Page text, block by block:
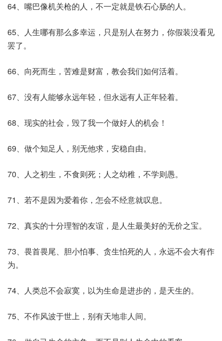
64、嘴巴像机关枪的人，不一定就是铁石心肠的人。
65、人生哪有那么多幸运，只是别人在努力，你假装没看见
罢了。
66、向死而生，苦难是财富，教会我们如何活着。
67、没有人能够永远年轻，但永远有人正年轻着。
68、现实的社会，毁了我一个做好人的机会！
69、做个知足人，别无他求，安稳自由。
70、人之初生，不食则死；人之幼稚，不学则愚。
71、若不是因为爱着你，怎会不经意就叹息。
72、真实的十分理智的友谊，是人生最美好的无价之宝。
73、畏首畏尾、胆小怕事、贪生怕死的人，永远不会大有作
为。
74、人类总不会寂寞，以为生命是进步的，是天生的。
75、不作风波于世上，别有天地非人间。